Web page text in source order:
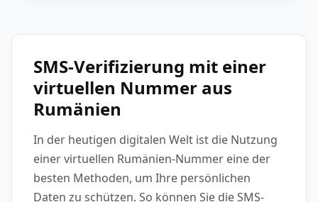
SMS-Verifizierung mit einer
virtuellen Nummer aus
Rumänien
In der heutigen digitalen Welt ist die Nutzung
einer virtuellen Rumänien-Nummer eine der
besten Methoden, um Ihre persönlichen
Daten zu schützen. So können Sie die SMS-